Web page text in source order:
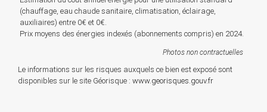
(chauffage, eau chaude sanitaire, climatisation, éclairage,
auxiliaires) entre 0€ et 0€.
Prix moyens des énergies indexés (abonnements compris) en 2024.
Photos non contractuelles
Le informations sur les risques auxquels ce bien est exposé sont
disponibles sur le site Géorisque : www.georisques.gouv.fr